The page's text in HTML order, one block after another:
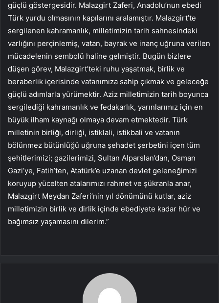
güçlü göstergesidir. Malazgirt Zaferi, Anadolu’nun ebedi
Türk yurdu olmasının kapılarını aralamıştır. Malazgirt’te
sergilenen kahramanlık, milletimizin tarih sahnesindeki
varlığını perçinlemiş, vatan, bayrak ve inanç uğruna verilen
mücadelenin sembolü haline gelmiştir. Bugün bizlere
düşen görev, Malazgirt’teki ruhu yaşatmak, birlik ve
beraberlik içerisinde vatanımıza sahip çıkmak ve geleceğe
güçlü adımlarla yürümektir. Aziz milletimizin tarih boyunca
sergilediği kahramanlık ve fedakarlık, yarınlarımız için en
büyük ilham kaynağı olmaya devam etmektedir. Türk
milletinin birliği, dirliği, istiklali, istikbali ve vatanın
bölünmez bütünlüğü uğruna şehadet şerbetini içen tüm
şehitlerimizi; gazilerimizi, Sultan Alparslan’dan, Osman
Gazi’ye, Fatih’ten, Atatürk’e uzanan devlet geleneğimizi
koruyup yücelten atalarımızı rahmet ve şükranla anar,
Malazgirt Meydan Zaferi’nin yıl dönümünü kutlar, aziz
milletimizin birlik ve dirlik içinde ebediyete kadar hür ve
bağımsız yaşamasını dilerim.”